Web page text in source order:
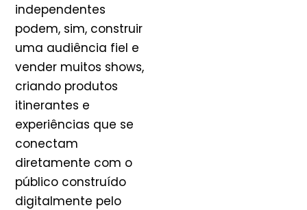
independentes
podem, sim, construir
uma audiência fiel e
vender muitos shows,
criando produtos
itinerantes e
experiências que se
conectam
diretamente com o
público construído
digitalmente pelo